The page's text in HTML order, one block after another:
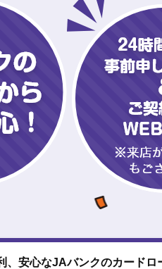
、安心なJAバンクのカード